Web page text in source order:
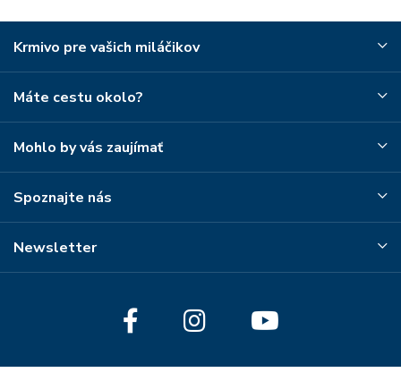
Krmivo pre vašich miláčikov
Máte cestu okolo?
Mohlo by vás zaujímať
Spoznajte nás
Newsletter